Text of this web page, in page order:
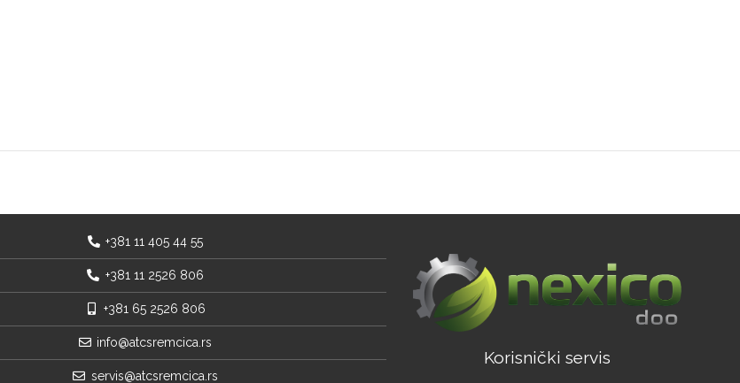
+381 11 405 44 55
+381 11 2526 806
+381 65 2526 806
info@atcsremcica.rs
servis@atcsremcica.rs
Korisnički servis